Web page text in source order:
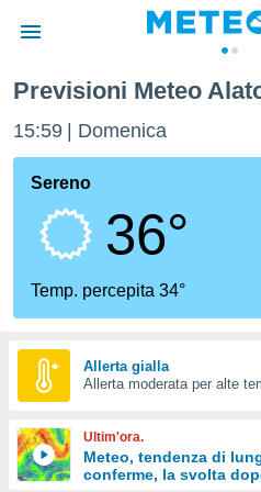
di
per
le
di
Web
le
Previsioni Meteo
15:59 Domenica
Sereno
36°
Temp. percepita 34°
Allerta gialla
Allerta moderata per alte
Ultim'ora.
Meteo, tendenza di
conferme, la svolta